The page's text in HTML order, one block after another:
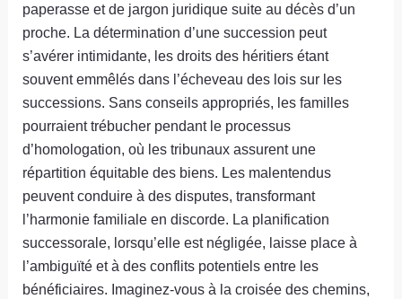
paperasse et de jargon juridique suite au décès d’un
proche. La détermination d’une succession peut
s’avérer intimidante, les droits des héritiers étant
souvent emmêlés dans l’écheveau des lois sur les
successions. Sans conseils appropriés, les familles
pourraient trébucher pendant le processus
d’homologation, où les tribunaux assurent une
répartition équitable des biens. Les malentendus
peuvent conduire à des disputes, transformant
l’harmonie familiale en discorde. La planification
successorale, lorsqu’elle est négligée, laisse place à
l’ambiguïté et à des conflits potentiels entre les
bénéficiaires. Imaginez-vous à la croisée des chemins,